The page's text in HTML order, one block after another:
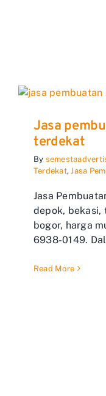
Jasa
terdekat
By
Terdekat, Jasa
Jasa
depok, bekasi,
bogor, harga
6938-0149.
Read More